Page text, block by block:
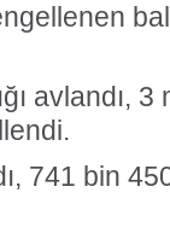
avlandı,
741 bin